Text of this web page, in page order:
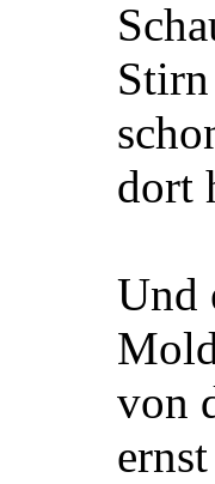
dort
Und
von